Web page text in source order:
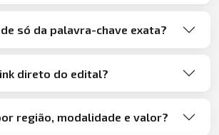
só da palavra-chave exata?
direto do edital?
região, modalidade e valor?